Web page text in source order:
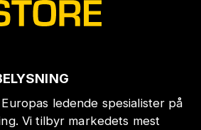
ledende spesialister på
Vi tilbyr markedets mest